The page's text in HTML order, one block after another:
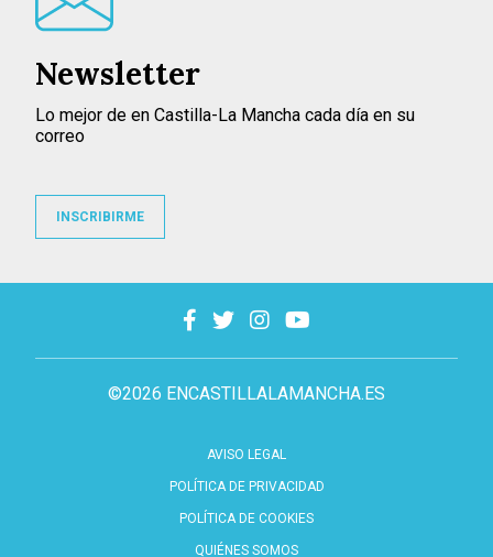
©2026 ENCASTILLALAMANCHA.ES
AVISO LEGAL
POLÍTICA DE PRIVACIDAD
POLÍTICA DE COOKIES
QUIÉNES SOMOS
Newsletter
Lo mejor de en Castilla-La Mancha cada día en su
correo
INSCRIBIRME